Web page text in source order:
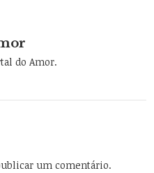
do Amor.
um comentário.